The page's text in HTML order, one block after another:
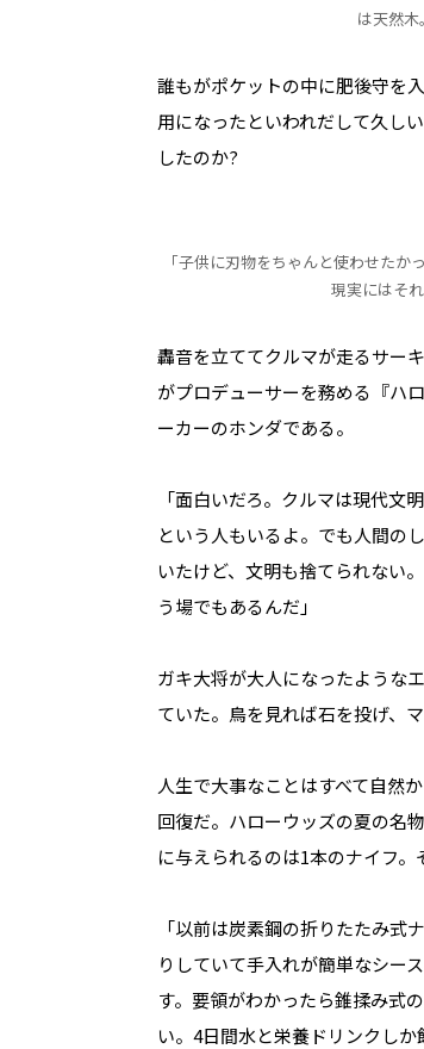
は天然木
誰もがポケットの中に肥後守を
用になったといわれだして久し
したのか?
「子供に刃物をちゃんと使わせたか
現実にはそ
轟音を立ててクルマが走るサー
がプロデューサーを務める『ハ
ーカーのホンダである。
「面白いだろ。クルマは現代
という人もいるよ。でも人間の
いたけど、文明も捨てられない
う場でもあるんだ」
ガキ大将が大人になったような
ていた。鳥を見れば石を投げ、
人生で大事なことはすべて自然
回復だ。ハローウッズの夏の名
に与えられるのは1本のナイフ。
「以前は炭素鋼の折りたたみ
りしていて手入れが簡単なシー
す。要領がわかったら錐揉み式
い。4日間水と栄養ドリンクし